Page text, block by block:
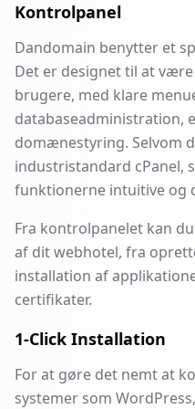
Kontrolpanel
Dandomain benytter et
Det er designet til at
brugere, med klare
databaseadministration,
domænestyring. Selvom
industristandard cPanel,
funktionerne intuitive og
Fra kontrolpanelet kan
af dit webhotel, fra
installation af
certifikater.
1-Click Installation
For at gøre det nemt at
systemer som